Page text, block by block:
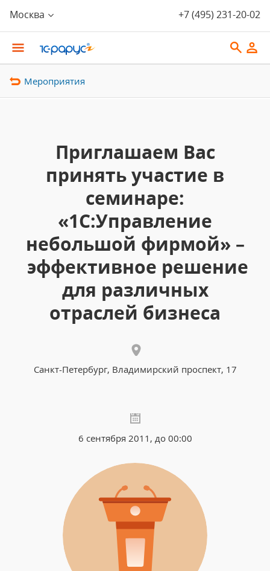
Москва +7 (495) 231-20-02
Мероприятия
Приглашаем Вас
принять участие в
семинаре:
«1С:Управление
небольшой фирмой» –
эффективное решение
для различных
отраслей бизнеса
Санкт-Петербург, Владимирский проспект, 17
6 сентября 2011, до 00:00